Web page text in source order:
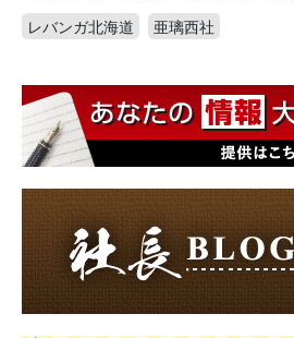
レバンガ北海道
亜璃西社